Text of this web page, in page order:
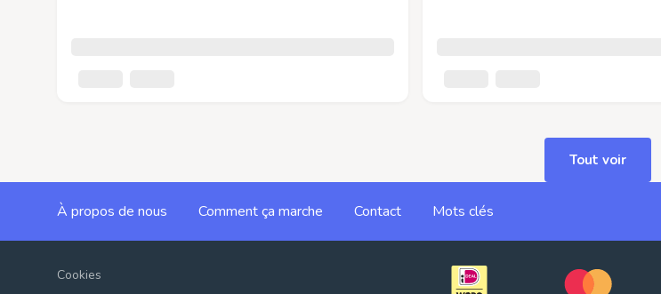
Tout voir
À propos de nous Comment ça marche Contact Mots clés
Cookies